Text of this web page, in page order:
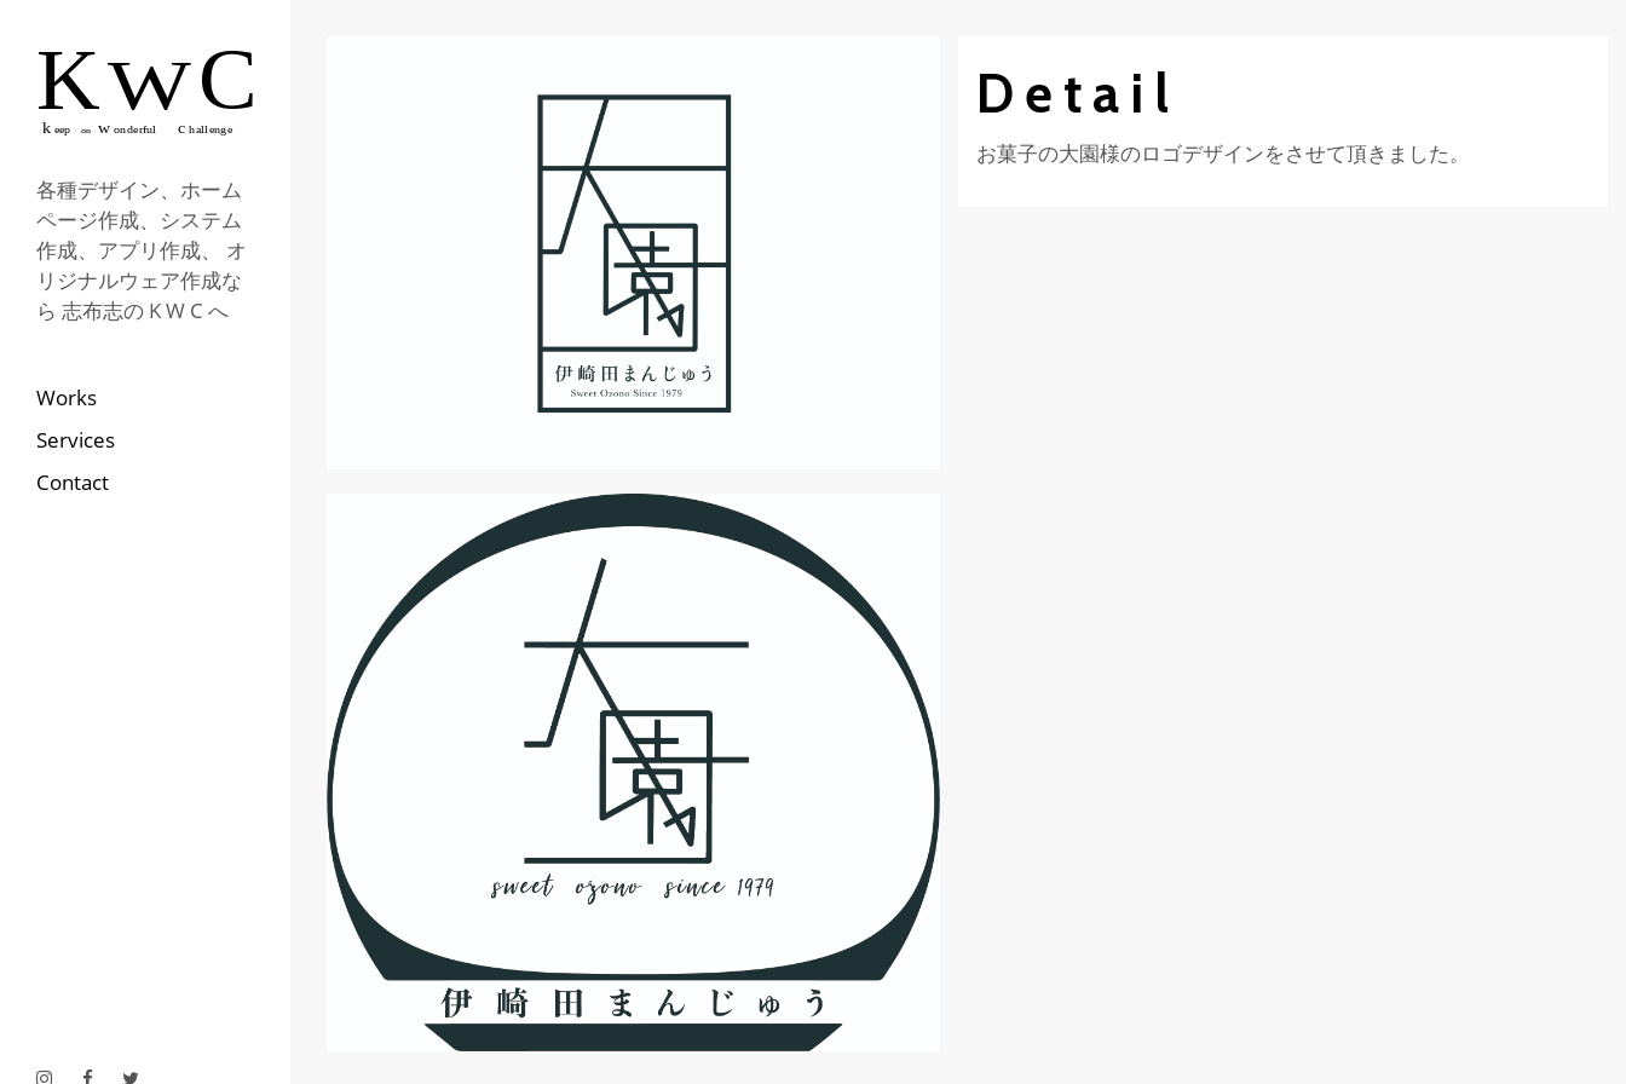
各種デザイン、ホーム
ページ作成、システム
作成、アプリ作成、 オ
リジナルウェア作成な
ら 志布志の K W C へ
Works
Services
Contact
Detail
お菓子の大園様のロゴデザインをさせて頂きました。